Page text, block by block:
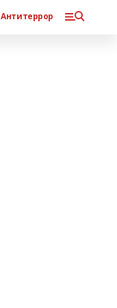
Антитеррор